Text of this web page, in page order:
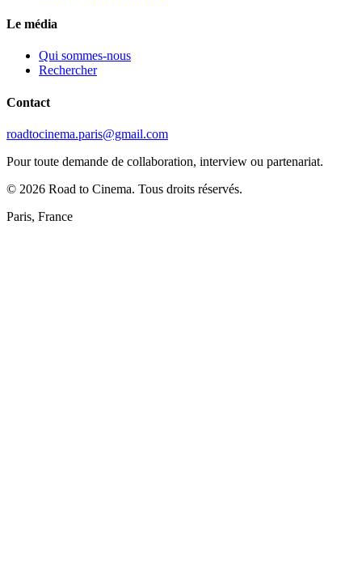
Le média
Qui sommes-nous
Rechercher
Contact
roadtocinema.paris@gmail.com
Pour toute demande de collaboration, interview ou partenariat.
© 2026 Road to Cinema. Tous droits réservés.
Paris, France